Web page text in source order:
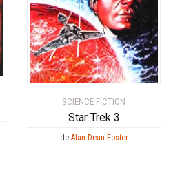
SCIENCE FICTION
Star Trek 3
de Alan Dean Foster